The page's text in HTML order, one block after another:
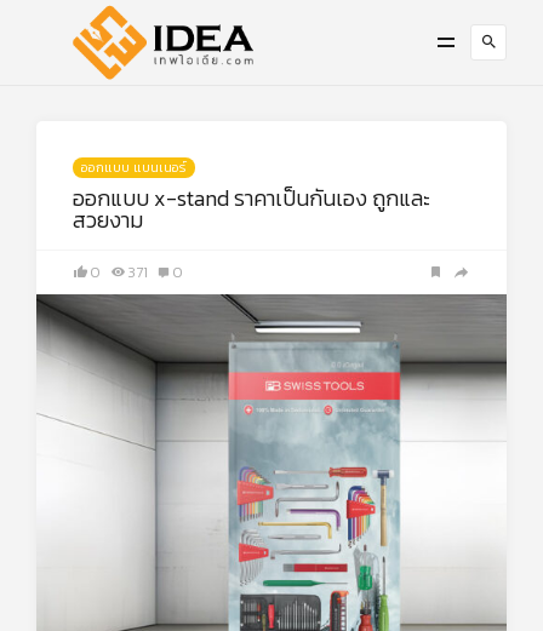
ออกแบบ แบนเนอร์
ออกแบบ x-stand ราคาเป็นกันเอง ถูกและ
สวยงาม
0 371 0